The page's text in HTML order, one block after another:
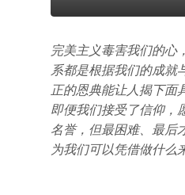
完美主义毒害我们的心
系都是根据我们的成就
正的恩典能让人揭下面
即便我们接受了信仰，
名誉，但最困难、最后
为我们可以凭借做什么